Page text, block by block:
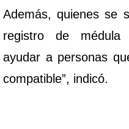
Además, quienes se
registro de médula
ayudar a personas
compatible”, indicó.